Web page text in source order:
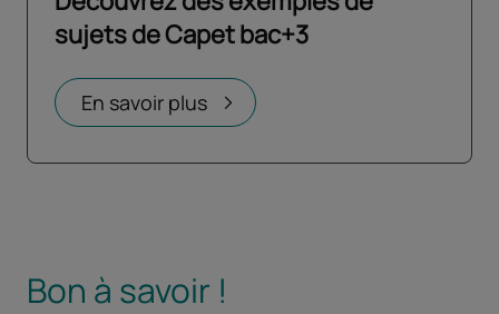
sujets de Capet bac+3
En savoir plus
Ouvrir dans un nouvel onglet
Bon à savoir !